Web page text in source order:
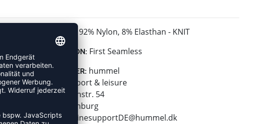
92% Nylon, 8% Elasthan - KNIT
KOLLEKTION: First Seamless
HERSTELLER: hummel
hummel sport & leisure
Leverkusenstr. 54
22761 Hamburg
E-Mail:
onlinesupportDE@hummel.dk